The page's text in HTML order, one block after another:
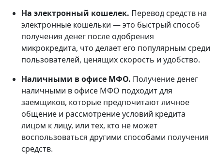
На электронный кошелек. Перевод средств на
электронные кошельки — это быстрый способ
получения денег после одобрения
микрокредита, что делает его популярным среди
пользователей, ценящих скорость и удобство.
Наличными в офисе МФО. Получение денег
наличными в офисе МФО подходит для
заемщиков, которые предпочитают личное
общение и рассмотрение условий кредита
лицом к лицу, или тех, кто не может
воспользоваться другими способами получения
средств.